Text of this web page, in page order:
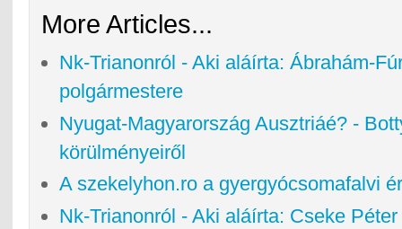
More Articles...
Nk-Trianonról - Aki aláírta: Ábrahám-
polgármestere
Nyugat-Magyarország Ausztriáé? -
körülményeiről
A szekelyhon.ro a gyergyócsomafalvi
Nk-Trianonról - Aki aláírta: Cseke